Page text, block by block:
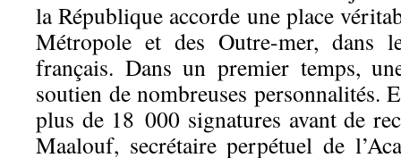
la République accorde une place
Métropole et des Outre-mer, dans
français. Dans un premier temps,
soutien de nombreuses personnalités.
plus de 18 000 signatures avant de
Maalouf, secrétaire perpétuel de